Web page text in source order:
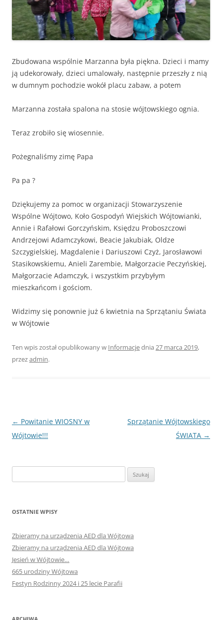
Zbudowana wspólnie Marzanna była piękna. Dzieci i mamy
ją udekorowały, dzieci umalowały, następnie przeszły z nią
w dumnym pochodzie wokół placu zabaw, a potem
Marzanna została spalona na stosie wójtowskiego ognia.
Teraz zrobiło się wiosennie.
Pożegnaliśmy zimę Papa
Pa pa ?
Dziękujemy za pomoc w organizacji Stowarzyszenie
Wspólne Wójtowo, Koło Gospodyń Wiejskich Wójtowianki,
Annie i Rafałowi Gorczyńskim, Księdzu Proboszczowi
Andrzejowi Adamczykowi, Beacie Jakubiak, Oldze
Szczygielskiej, Magdalenie i Dariuszowi Czyż, Jarosławowi
Stasikowskiemu, Anieli Zarembie, Małgorzacie Peczyńskiej,
Małgorzacie Adamczyk, i wszystkim przybyłym
mieszkańcom i gościom.
Widzimy się ponownie już 6 kwietnia na Sprzątaniu Świata
w Wójtowie
Ten wpis został opublikowany w Informacjednia 27 marca 2019,
przezadmin.
Nawigacja
wpisu
← Powitanie WIOSNY w
Wójtowie!!!
Sprzątanie Wójtowskiego
ŚWIATA →
OSTATNIE WPISY
Zbieramy na urządzenia AED dla Wójtowa
Zbieramy na urządzenia AED dla Wójtowa
Jesień w Wójtowie…
665 urodziny Wójtowa
Festyn Rodzinny 2024 i 25 lecie Parafii